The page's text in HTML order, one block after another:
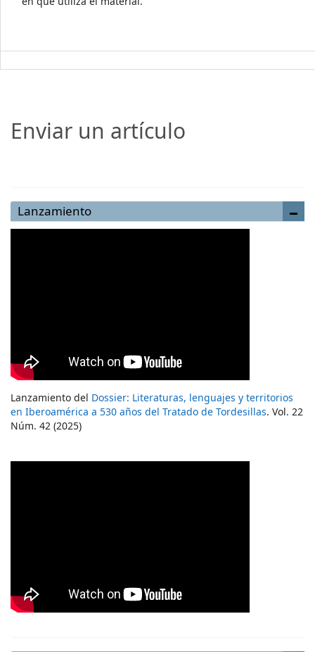
Enviar un artículo
Lanzamiento
Lanzamiento del Dossier: Literaturas, lenguajes y territorios
en Iberoamérica a 530 años del Tratado de Tordesillas. Vol. 22
Núm. 42 (2025)